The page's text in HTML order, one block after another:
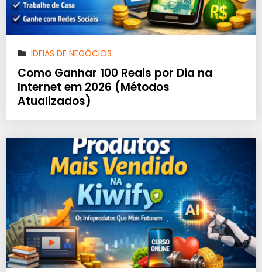
IDEIAS DE NEGÓCIOS
Como Ganhar 100 Reais por Dia na
Internet em 2026 (Métodos
Atualizados)